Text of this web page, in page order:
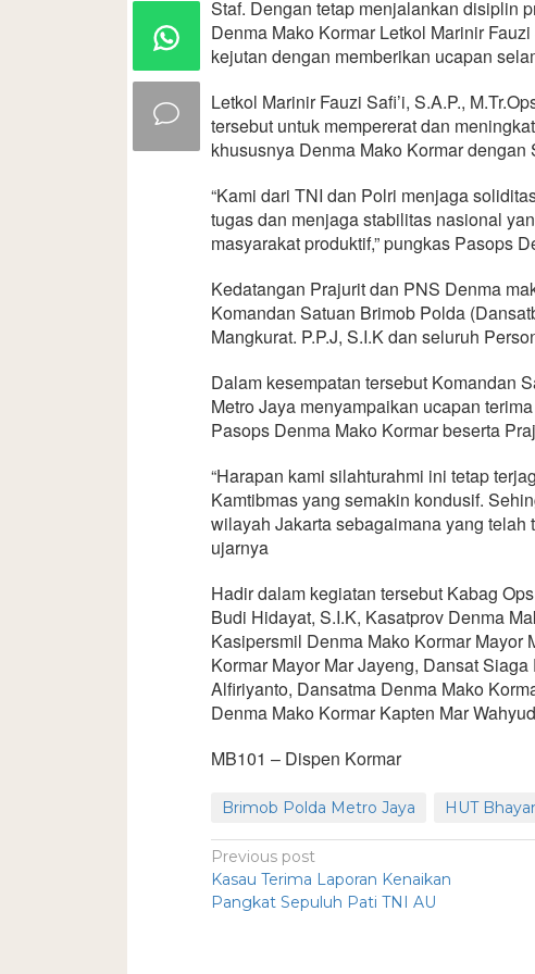
Staf. Dengan tetap menjalankan disiplin
Denma Mako Kormar Letkol Marinir
kejutan dengan memberikan ucapan
Letkol Marinir Fauzi Safi’i, S.A.P.,
tersebut untuk mempererat dan
khususnya Denma Mako Kormar
“Kami dari TNI dan Polri menjaga
tugas dan menjaga stabilitas nasional
masyarakat produktif,” pungkas Pasops
Kedatangan Prajurit dan PNS Denma
Komandan Satuan Brimob Polda
Mangkurat. P.P.J, S.I.K dan seluruh
Dalam kesempatan tersebut Komandan
Metro Jaya menyampaikan ucapan
Pasops Denma Mako Kormar beserta
“Harapan kami silahturahmi ini tetap
Kamtibmas yang semakin kondusif.
wilayah Jakarta sebagaimana yang telah
ujarnya
Hadir dalam kegiatan tersebut Kabag
Budi Hidayat, S.I.K, Kasatprov Denma
Kasipersmil Denma Mako Kormar Mayor
Kormar Mayor Mar Jayeng, Dansat
Alfiriyanto, Dansatma Denma Mako
Denma Mako Kormar Kapten Mar
MB101 – Dispen Kormar
Brimob Polda Metro Jaya HUT
Previous post
Kasau Terima Laporan Kenaikan
Pangkat Sepuluh Pati TNI AU